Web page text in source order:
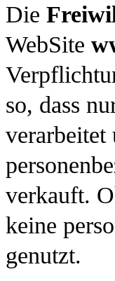
Die
WebSite
so, dass
verarbeitet
verkauft.
keine
genutzt.